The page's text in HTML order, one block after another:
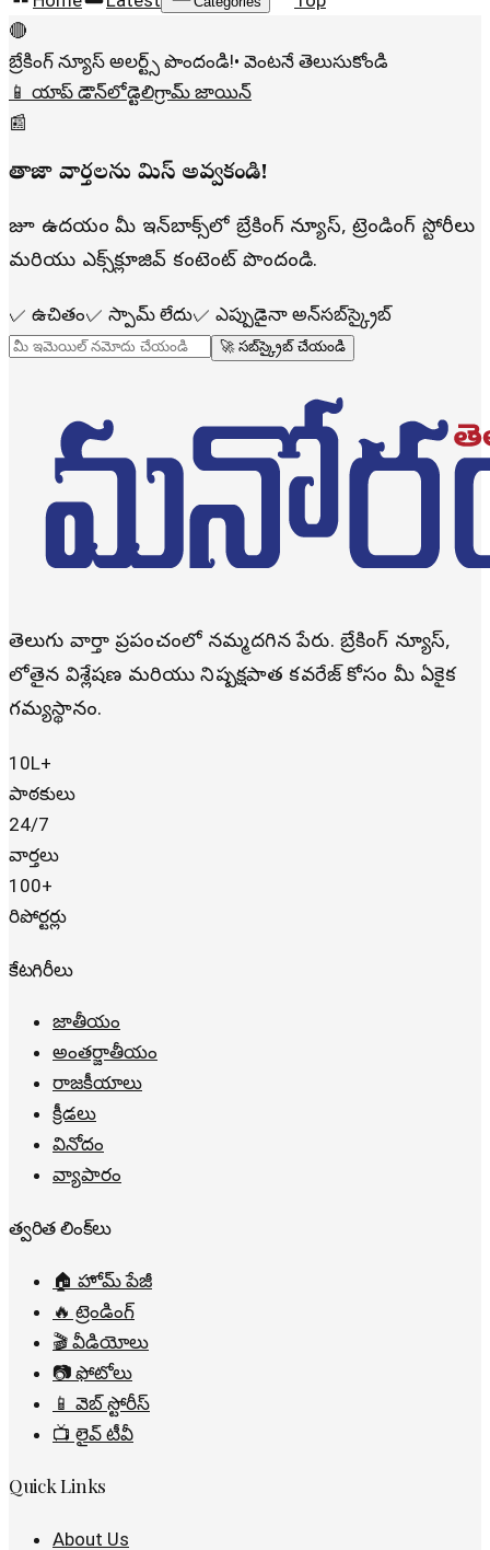
🔴
బ్రేకింగ్ న్యూస్ అలర్ట్స్ పొందండి!• వెంటనే తెలుసుకోండి
📱 యాప్ డౌన్‌లోడ్టెలిగ్రామ్ జాయిన్
📰
తాజా వార్తలను మిస్ అవ్వకండి!
రోజూ ఉదయం మీ ఇన్‌బాక్స్‌లో బ్రేకింగ్ న్యూస్, ట్రెండింగ్ స్టోరీలు
మరియు ఎక్స్‌క్లూజివ్ కంటెంట్ పొందండి.
✓ ఉచితం✓ స్పామ్ లేదు✓ ఎప్పుడైనా అన్‌సబ్‌స్క్రైబ్
🚀 సబ్‌స్క్రైబ్ చేయండి
తెలుగు వార్తా ప్రపంచంలో నమ్మదగిన పేరు. బ్రేకింగ్ న్యూస్,
లోతైన విశ్లేషణ మరియు నిష్పక్షపాత కవరేజ్ కోసం మీ ఏకైక
గమ్యస్థానం.
10L+
పాఠకులు
24/7
వార్తలు
100+
రిపోర్టర్లు
కేటగిరీలు
జాతీయం
అంతర్జాతీయం
రాజకీయాలు
క్రీడలు
వినోదం
వ్యాపారం
త్వరిత లింక్‌లు
🏠 హోమ్ పేజీ
🔥 ట్రెండింగ్
🎬 వీడియోలు
📷 ఫోటోలు
📱 వెబ్ స్టోరీస్
📺 లైవ్ టీవీ
Quick Links
About Us